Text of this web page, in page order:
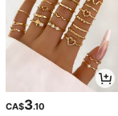
CA$3.10